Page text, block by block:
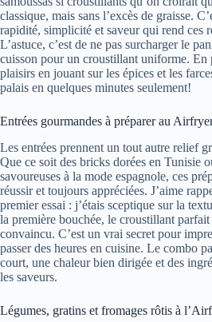
classique, mais sans l’excès de graisse.
rapidité, simplicité et saveur qui rend ces
L’astuce, c’est de ne pas surcharger le
cuisson pour un croustillant uniforme. En
plaisirs en jouant sur les épices et les
palais en quelques minutes seulement!
Entrées gourmandes à préparer au
Les entrées prennent un tout autre relief
Que ce soit des bricks dorées en Tunisie
savoureuses à la mode espagnole, ces
réussir et toujours appréciées. J’aime
premier essai : j’étais sceptique sur la
la première bouchée, le croustillant
convaincu. C’est un vrai secret pour
passer des heures en cuisine. Le combo
court, une chaleur bien dirigée et des
les saveurs.
Légumes, gratins et fromages rôtis à